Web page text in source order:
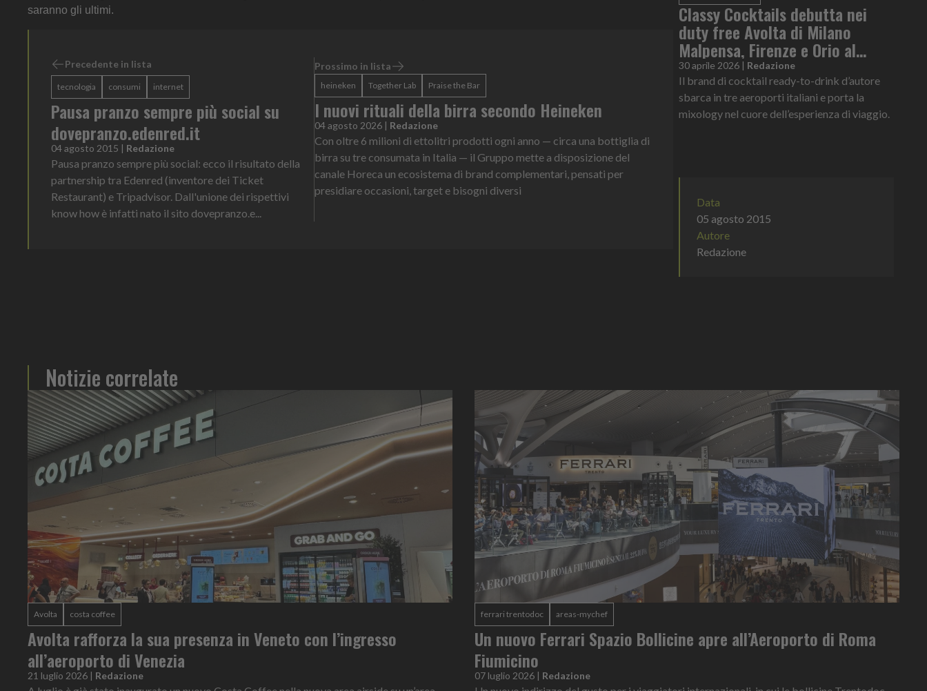
saranno gli ultimi.
Precedente in lista
tecnologia consumi internet
Pausa pranzo sempre più social su
dovepranzo.edenred.it
04 agosto 2015 | Redazione
Pausa pranzo sempre più social: ecco il risultato della
partnership tra Edenred (inventore dei Ticket
Restaurant) e Tripadvisor. Dall'unione dei rispettivi
know how è infatti nato il sito dovepranzo.e...
Prossimo in lista
heineken Together Lab Praise the Bar
I nuovi rituali della birra secondo Heineken
04 agosto 2026 | Redazione
Con oltre 6 milioni di ettolitri prodotti ogni anno — circa una bottiglia di
birra su tre consumata in Italia — il Gruppo mette a disposizione del
canale Horeca un ecosistema di brand complementari, pensati per
presidiare occasioni, target e bisogni diversi
Classy Cocktails debutta nei
duty free Avolta di Milano
Malpensa, Firenze e Orio al
Serio
30 aprile 2026 | Redazione
Il brand di cocktail ready-to-drink d’autore
sbarca in tre aeroporti italiani e porta la
mixology nel cuore dell’esperienza di viaggio.
Data
05 agosto 2015
Autore
Redazione
Notizie correlate
Avolta costa coffee
Avolta rafforza la sua presenza in Veneto con l’ingresso
all’aeroporto di Venezia
21 luglio 2026 | Redazione
ferrari trentodoc areas-mychef
Un nuovo Ferrari Spazio Bollicine apre all’Aeroporto di Roma
Fiumicino
07 luglio 2026 | Redazione